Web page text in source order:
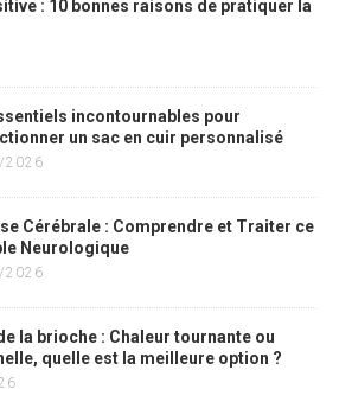
: 10 bonnes raisons de pratiquer la
incontournables pour
un sac en cuir personnalisé
2026
Cérébrale : Comprendre et Traiter ce
Neurologique
2026
la brioche : Chaleur tournante ou
quelle est la meilleure option ?